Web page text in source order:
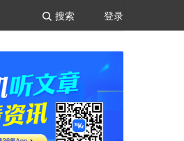
登录
搜索